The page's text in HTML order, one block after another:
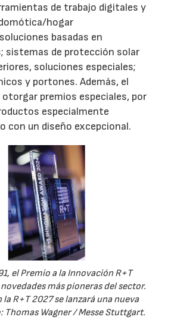
de trabajo digitales y
hogar
basadas en
sistemas de protección solar
soluciones especiales;
y portones. Además, el
otorgar premios especiales, por
especialmente
con un diseño excepcional.
el Premio a la Innovación R+T
más pioneras del sector.
la R+T 2027 se lanzará una nueva
Thomas Wagner / Messe Stuttgart.